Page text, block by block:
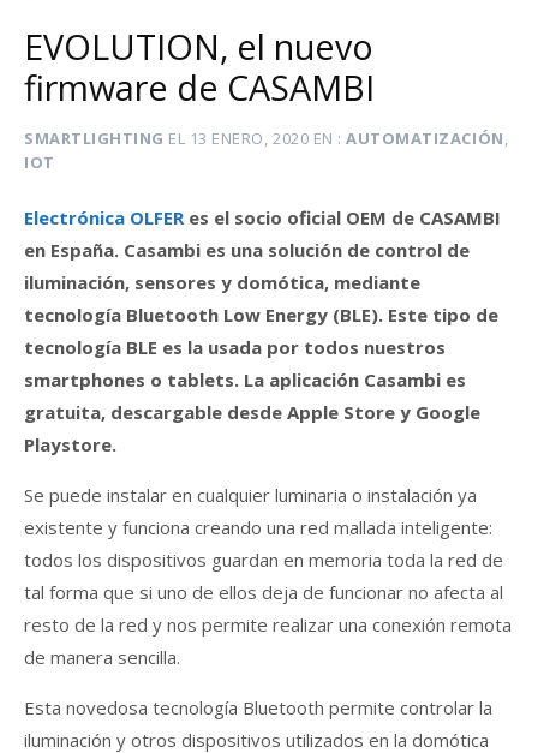
EVOLUTION, el nuevo
firmware de CASAMBI
SMARTLIGHTING EL 13 ENERO, 2020 EN AUTOMATIZACIÓN,
IOT
Electrónica OLFER es el socio oficial OEM de CASAMBI
en España. Casambi es una solución de control de
iluminación, sensores y domótica, mediante
tecnología Bluetooth Low Energy (BLE). Este tipo de
tecnología BLE es la usada por todos nuestros
smartphones o tablets. La aplicación Casambi es
gratuita, descargable desde Apple Store y Google
Playstore.
Se puede instalar en cualquier luminaria o instalación ya
existente y funciona creando una red mallada inteligente:
todos los dispositivos guardan en memoria toda la red de
tal forma que si uno de ellos deja de funcionar no afecta al
resto de la red y nos permite realizar una conexión remota
de manera sencilla.
Esta novedosa tecnología Bluetooth permite controlar la
iluminación y otros dispositivos utilizados en la domótica